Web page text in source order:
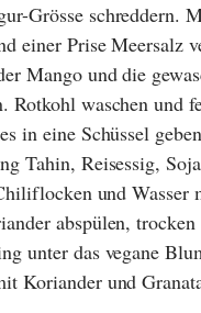
Grösse schreddern.
einer Prise Meersalz
Mango und die
Rotkohl waschen und
in eine Schüssel
Tahin, Reisessig,
und Wasser
abspülen,
unter das vegane
Koriander und